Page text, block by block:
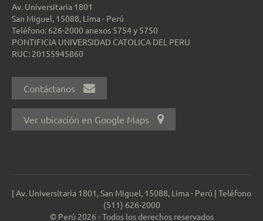
Av. Universitaria 1801
San Miguel, 15088, Lima - Perú
Teléfono: 626-2000 anexos 5754 y 5750
PONTIFICIA UNIVERSIDAD CATOLICA DEL PERU
RUC: 20155945860
Contáctanos
Ver ubicación en Google Maps
| Av. Universitaria 1801, San Miguel, 15088, Lima - Perú | Teléfono
(511) 626-2000
© Perú 2026 - Todos los derechos reservados